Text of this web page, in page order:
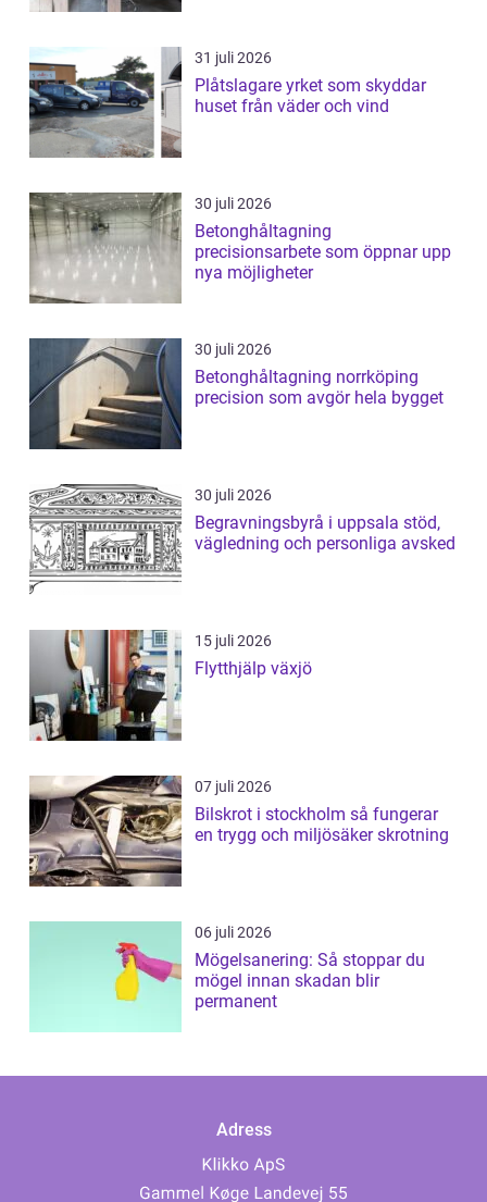
31 juli 2026
Plåtslagare yrket som skyddar
huset från väder och vind
30 juli 2026
Betonghåltagning
precisionsarbete som öppnar upp
nya möjligheter
30 juli 2026
Betonghåltagning norrköping
precision som avgör hela bygget
30 juli 2026
Begravningsbyrå i uppsala stöd,
vägledning och personliga avsked
15 juli 2026
Flytthjälp växjö
07 juli 2026
Bilskrot i stockholm så fungerar
en trygg och miljösäker skrotning
06 juli 2026
Mögelsanering: Så stoppar du
mögel innan skadan blir
permanent
Adress